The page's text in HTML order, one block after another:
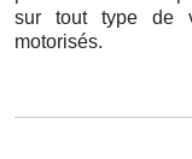
sur tout type de
motorisés.